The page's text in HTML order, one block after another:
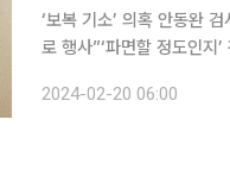
‘보복 기소’ 의혹 안동완
로 행사”‘파면할 정도인지’ 판단이 쟁점…
판소는 ‘중대한 법 위반’이
2024-02-20 06:00